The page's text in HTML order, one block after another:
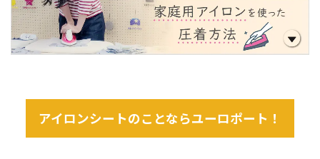
アイロンシートのことならユーロポート！